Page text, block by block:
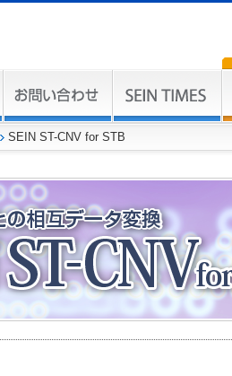
SEIN ST-CNV for STB